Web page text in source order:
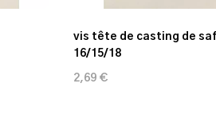
vis tête de casting de
16/15/18
2,69 €